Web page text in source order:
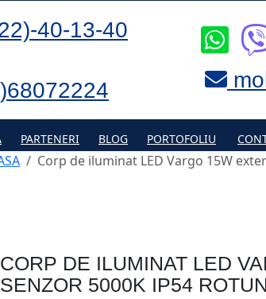
40-13-40
PARTENERI BLOG PORTOFOLIU
Corp de iluminat LED Vargo 15W
CORP DE ILUMINAT LED
SENZOR 5000K IP54